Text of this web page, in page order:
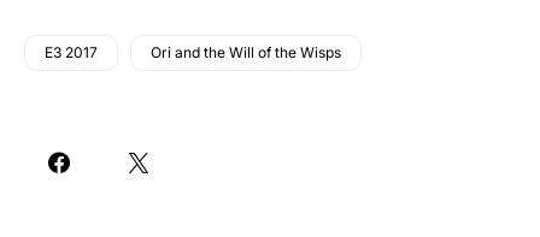
E3 2017 Ori and the Will of the Wisps